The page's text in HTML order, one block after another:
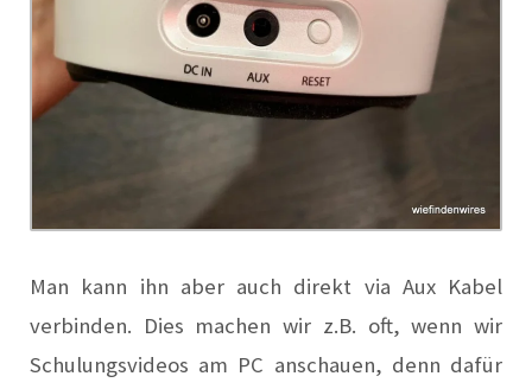
Man kann ihn aber auch direkt via Aux Kabel
verbinden. Dies machen wir z.B. oft, wenn wir
Schulungsvideos am PC anschauen, denn dafür